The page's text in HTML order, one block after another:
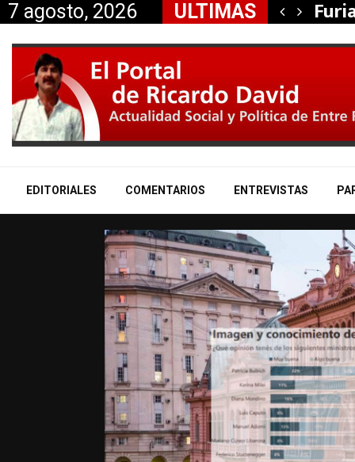
7 agosto, 2026 ULTIMAS
de Itasa, la…
EDITORIALES COMENTARIOS ENTREVISTAS